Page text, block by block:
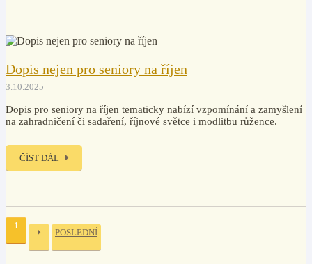
Dopis nejen pro seniory na říjen
3.10.2025
Dopis pro seniory na říjen tematicky nabízí vzpomínání a zamyšlení
na zahradničení či sadaření, říjnové světce i modlitbu růžence.
ČÍST DÁL
1
POSLEDNÍ